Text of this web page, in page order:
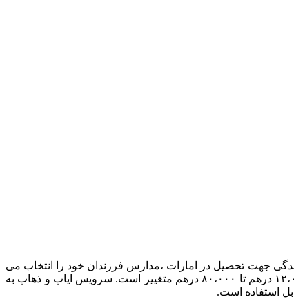
جهت تحصیل در امارات ،مدارس فرزندان خود را انتخاب می
کنند. هزینه مدارس بین المللی دبی، مانند دانشگاه های ایران به صورت ترمی و فصلی محاسبه می شود و معمولاً هزینه یک ترم تحصیل بین ۱۲،۰۰۰ درهم تا ۸۰،۰۰۰ درهم متغییر است. سرویس ایاب و ذهاب به
استفاده است.